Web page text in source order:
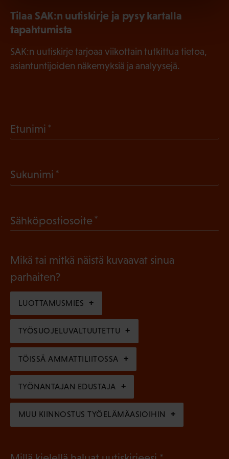
Tilaa SAK:n uutiskirje ja pysy kartalla
tapahtumista
SAK:n uutiskirje tarjoaa viikottain tutkittua tietoa,
asiantuntijoiden näkemyksiä ja analyysejä.
Etunimi
l
n
e
)
Sukunimi
P
k
l
i
n
e
n
)
Sähköpostiosoite
l
i
n
e
n
)
Mikä tai mitkä näistä kuvaavat sinua
parhaiten?
LUOTTAMUSMIES
TYÖSUOJELUVALTUUTETTU
TÖISSÄ AMMATTILIITOSSA
TYÖNANTAJAN EDUSTAJA
MUU KIINNOSTUS TYÖELÄMÄASIOIHIN